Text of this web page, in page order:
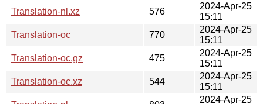
Translation-nl.xz
576
2024-Apr-25
15:11
Translation-oc
770
2024-Apr-25
15:11
Translation-oc.gz
475
2024-Apr-25
15:11
Translation-oc.xz
544
2024-Apr-25
15:11
2024-Apr-25